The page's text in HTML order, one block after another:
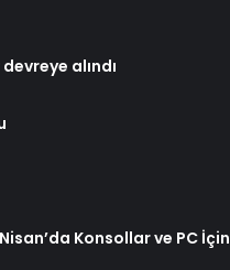
alındı
Konsollar ve PC İçin